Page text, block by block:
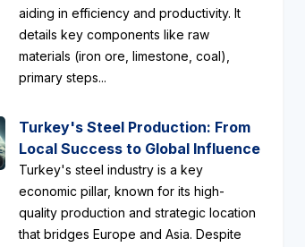
aiding in efficiency and productivity. It
details key components like raw
materials (iron ore, limestone, coal),
primary steps...
Turkey's Steel Production: From
Local Success to Global Influence
Turkey's steel industry is a key
economic pillar, known for its high-
quality production and strategic location
that bridges Europe and Asia. Despite